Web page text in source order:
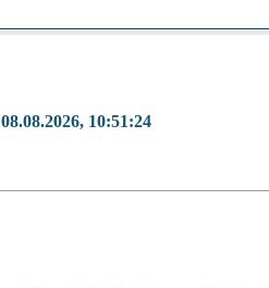
08.08.2026, 10:51:24